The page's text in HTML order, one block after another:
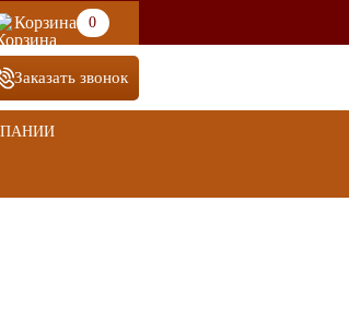
Корзина 0
Заказать звонок